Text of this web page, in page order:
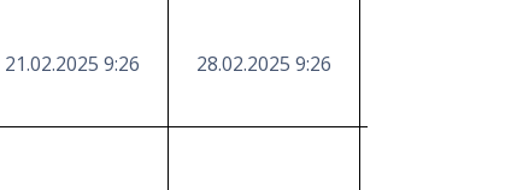
21.02.2025 9:26 28.02.2025 9:26